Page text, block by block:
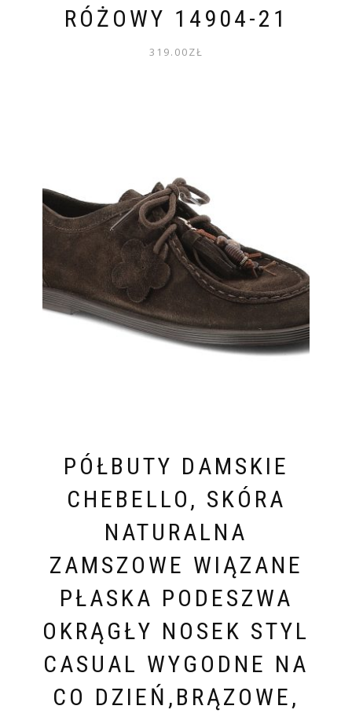
RÓŻOWY 14904-21
319.00ZŁ
PÓŁBUTY DAMSKIE
CHEBELLO, SKÓRA
NATURALNA
ZAMSZOWE WIĄZANE
PŁASKA PODESZWA
OKRĄGŁY NOSEK STYL
CASUAL WYGODNE NA
CO DZIEŃ,BRĄZOWE,